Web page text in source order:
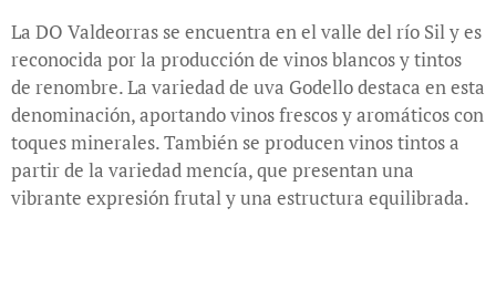
La DO Valdeorras se encuentra en el valle del río Sil y es
reconocida por la producción de vinos blancos y tintos
de renombre. La variedad de uva Godello destaca en esta
denominación, aportando vinos frescos y aromáticos con
toques minerales. También se producen vinos tintos a
partir de la variedad mencía, que presentan una
vibrante expresión frutal y una estructura equilibrada.